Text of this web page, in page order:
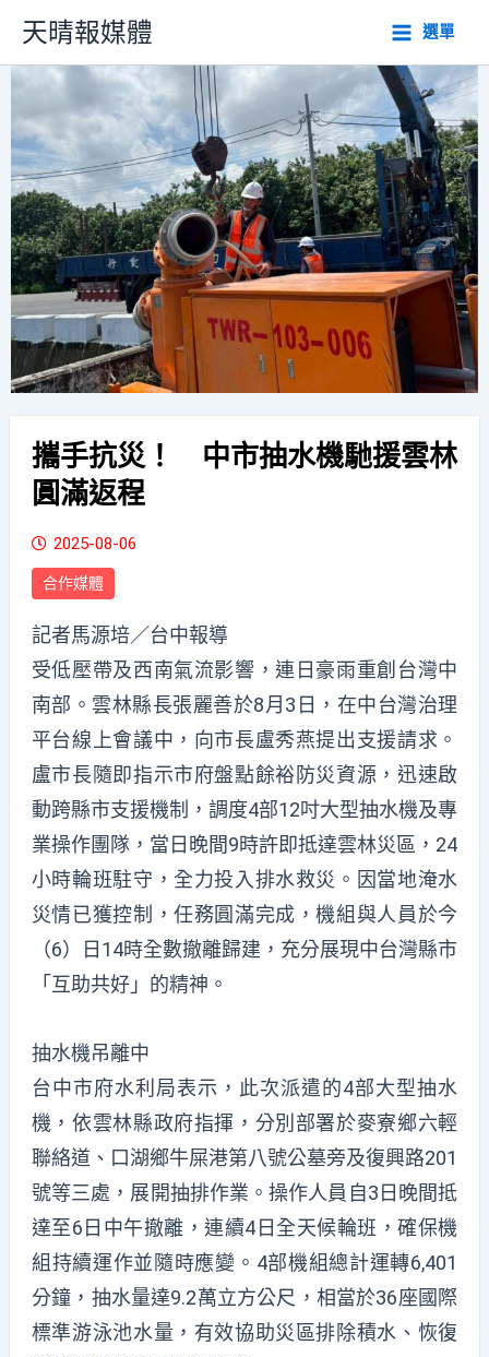
主
容
天晴報媒體 選單
攜手抗災！ 中市抽水機馳援雲林
圓滿返程
2025-08-06
合作媒體
記者馬源培／台中報導
受低壓帶及西南氣流影響，連日豪雨重創台灣中
南部。雲林縣長張麗善於8月3日，在中台灣治理
平台線上會議中，向市長盧秀燕提出支援請求。
盧市長隨即指示市府盤點餘裕防災資源，迅速啟
動跨縣市支援機制，調度4部12吋大型抽水機及專
業操作團隊，當日晚間9時許即抵達雲林災區，24
小時輪班駐守，全力投入排水救災。因當地淹水
災情已獲控制，任務圓滿完成，機組與人員於今
（6）日14時全數撤離歸建，充分展現中台灣縣市
「互助共好」的精神。
抽水機吊離中
台中市府水利局表示，此次派遣的4部大型抽水
機，依雲林縣政府指揮，分別部署於麥寮鄉六輕
聯絡道、口湖鄉牛屎港第八號公墓旁及復興路201
號等三處，展開抽排作業。操作人員自3日晚間抵
達至6日中午撤離，連續4日全天候輪班，確保機
組持續運作並隨時應變。4部機組總計運轉6,401
分鐘，抽水量達9.2萬立方公尺，相當於36座國際
標準游泳池水量，有效協助災區排除積水、恢復